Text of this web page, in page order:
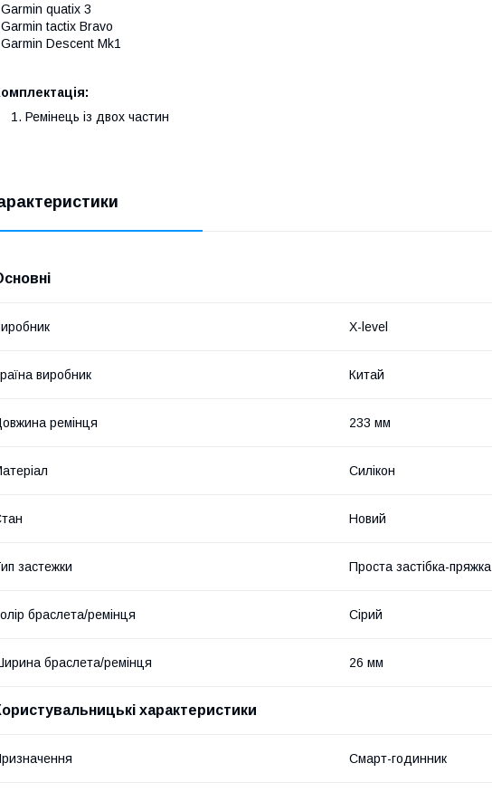
quatix 3
tactix Bravo
Descent Mk1
Ремінець із двох частин
X-level
виробник Китай
ремінця 233 мм
Силікон
Новий
застежки Проста застібка-пряжка
браслета/ремінця Сірий
браслета/ремінця 26 мм
характеристики
Смарт-годинник